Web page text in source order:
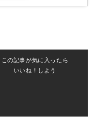
この記事が気に入ったら
いいね！しよう